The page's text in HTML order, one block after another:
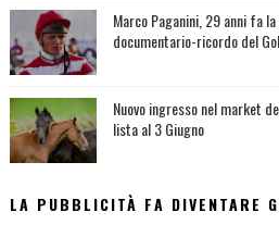
Marco Paganini, 29 anni fa
documentario-ricordo del
Nuovo ingresso nel market
lista al 3 Giugno
LA PUBBLICITÀ FA DIVENTARE